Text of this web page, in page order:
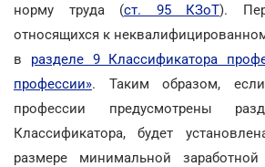
норму труда (ст. 95 КЗоТ).
относящихся к
в разделе 9 Классификатора
профессии». Таким образом,
профессии предусмотрены
Классификатора, будет
размере минимальной